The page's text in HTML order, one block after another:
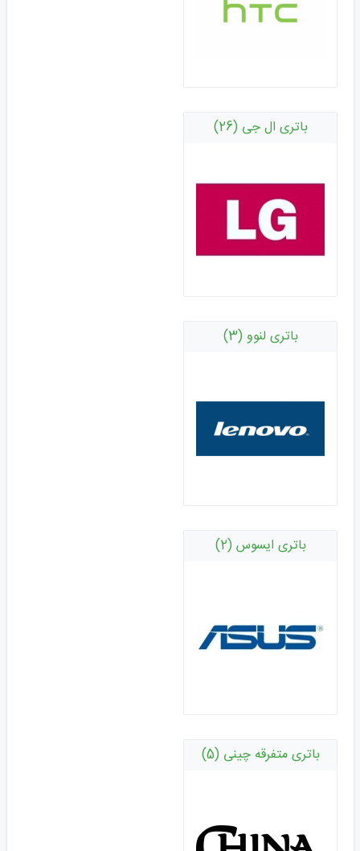
باتری ال جی (26)
باتری لنوو (3)
باتری ایسوس (2)
باتری متفرقه چینی (5)